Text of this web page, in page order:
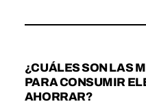
¿CUÁLES SON LAS
PARA CONSUMIR
AHORRAR?